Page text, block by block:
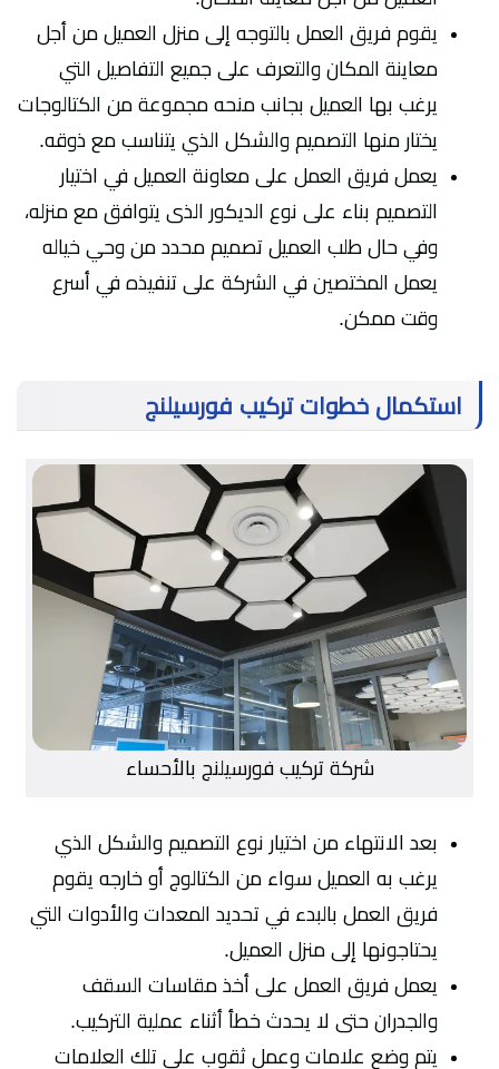
يقوم فريق العمل بالتوجه إلى منزل العميل من أجل
معاينة المكان والتعرف على جميع التفاصيل التي
يرغب بها العميل بجانب منحه مجموعة من الكتالوجات
يختار منها التصميم والشكل الذي يتناسب مع ذوقه.
يعمل فريق العمل على معاونة العميل في اختيار
التصميم بناء على نوع الديكور الذى يتوافق مع منزله،
وفي حال طلب العميل تصميم محدد من وحي خياله
يعمل المختصين في الشركة على تنفيذه في أسرع
وقت ممكن.
استكمال خطوات تركيب فورسيلنج
شركة تركيب فورسيلنج بالأحساء
بعد الانتهاء من اختيار نوع التصميم والشكل الذي
يرغب به العميل سواء من الكتالوج أو خارجه يقوم
فريق العمل بالبدء في تحديد المعدات والأدوات التي
يحتاجونها إلى منزل العميل.
يعمل فريق العمل على أخذ مقاسات السقف
والجدران حتى لا يحدث خطأ أثناء عملية التركيب.
يتم وضع علامات وعمل ثقوب على تلك العلامات